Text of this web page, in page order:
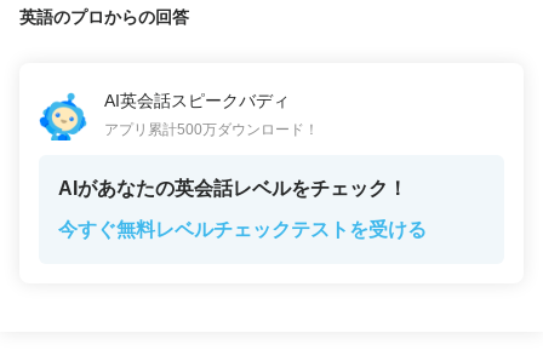
英語のプロからの回答
AI英会話スピークバディ
アプリ累計500万ダウンロード！
AIがあなたの英会話レベルをチェック！
今すぐ無料レベルチェックテストを受ける